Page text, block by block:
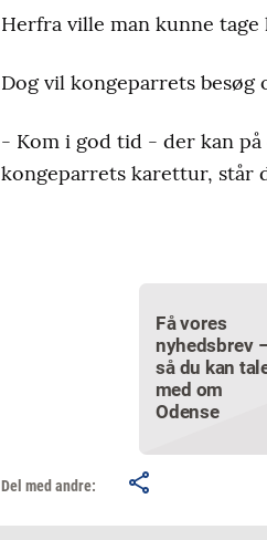
Herfra ville man kunne
Dog vil kongeparrets
- Kom i god tid - der kan
kongeparrets karettur, står
Få vores
nyhedsbrev
så du kan
med om
Odense
Del med andre: